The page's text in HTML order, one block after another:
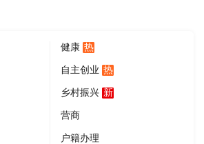
健康 热
自主创业 热
乡村振兴 新
营商
户籍办理